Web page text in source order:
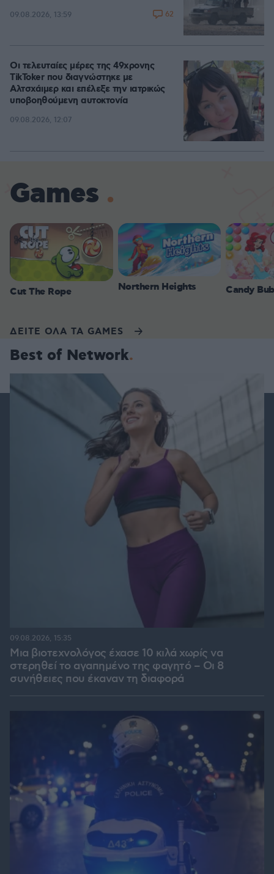
09.08.2026, 13:59 62
Οι τελευταίες μέρες της 49χρονης
TikToker που διαγνώστηκε με
Αλτσχάιμερ και επέλεξε την ιατρικώς
υποβοηθούμενη αυτοκτονία
09.08.2026, 12:07
Games
Cut The Rope Northern Heights Candy
ΔΕΙΤΕ ΟΛΑ ΤΑ GAMES
Best of Network
Μια βιοτεχνολόγος έχασε 10 κιλά χωρίς να
στερηθεί το αγαπημένο της φαγητό – Οι 8
συνήθειες που έκαναν τη διαφορά
09.08.2026, 15:35